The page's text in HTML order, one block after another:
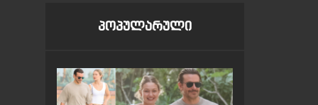
პოპულარული